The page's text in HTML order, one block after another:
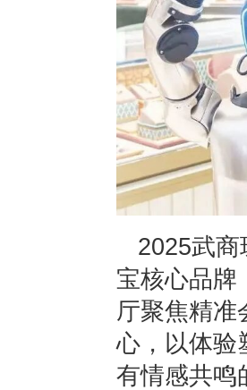
2025武商
宝核心品牌
厅聚焦精准
心，以体验
有情感共鸣